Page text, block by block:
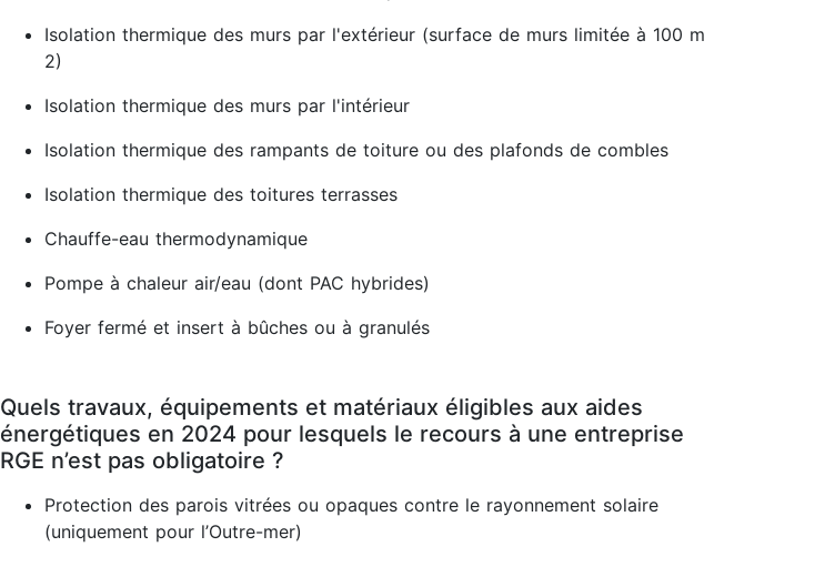
Isolation thermique des murs par l'extérieur (surface de murs limitée à 100 m
2)
Isolation thermique des murs par l'intérieur
Isolation thermique des rampants de toiture ou des plafonds de combles
Isolation thermique des toitures terrasses
Chauffe-eau thermodynamique
Pompe à chaleur air/eau (dont PAC hybrides)
Foyer fermé et insert à bûches ou à granulés
Quels travaux, équipements et matériaux éligibles aux aides
énergétiques en 2024 pour lesquels le recours à une entreprise
RGE n’est pas obligatoire ?
Protection des parois vitrées ou opaques contre le rayonnement solaire
(uniquement pour l’Outre-mer)